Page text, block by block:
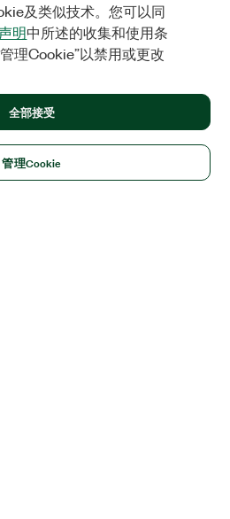
及类似技术。您可以同
明中所述的收集和使用条
理Cookie”以禁用或更改
管理Cookie
全部接受